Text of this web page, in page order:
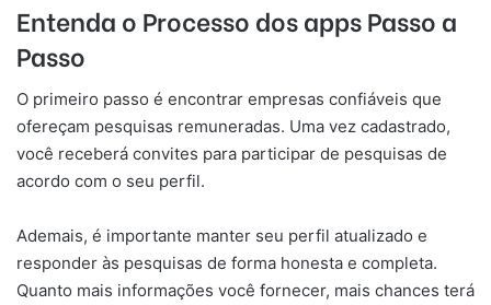
Entenda o Processo dos apps Passo a
Passo
O primeiro passo é encontrar empresas confiáveis que
ofereçam pesquisas remuneradas. Uma vez cadastrado,
você receberá convites para participar de pesquisas de
acordo com o seu perfil.
Ademais, é importante manter seu perfil atualizado e
responder às pesquisas de forma honesta e completa.
Quanto mais informações você fornecer, mais chances terá